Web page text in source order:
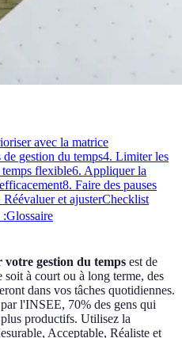
avec la matrice
gestion du temps4. Limiter les
flexible6. Appliquer la
8. Faire des pauses
Réévaluer et ajusterChecklist
:Glossaire
votre gestion du temps est de
à court ou à long terme, des
dans vos tâches quotidiennes.
l'INSEE, 70% des gens qui
productifs. Utilisez la
Acceptable, Réaliste et